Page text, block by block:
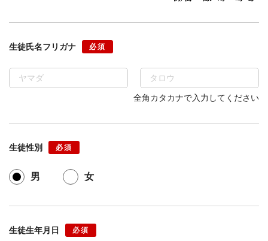
生徒氏名フリガナ 必須
全角カタカナで入力してください
生徒性別 必須
男 女
生徒生年月日 必須